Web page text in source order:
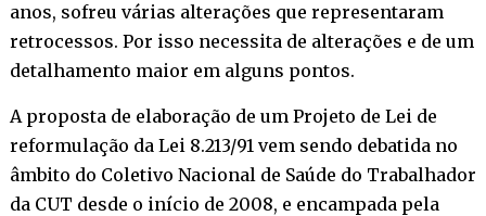
anos, sofreu várias alterações que representaram
retrocessos. Por isso necessita de alterações e de um
detalhamento maior em alguns pontos.
A proposta de elaboração de um Projeto de Lei de
reformulação da Lei 8.213/91 vem sendo debatida no
âmbito do Coletivo Nacional de Saúde do Trabalhador
da CUT desde o início de 2008, e encampada pela